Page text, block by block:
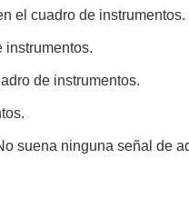
el cuadro de instrumentos.
instrumentos.
de instrumentos.
suena ninguna señal de